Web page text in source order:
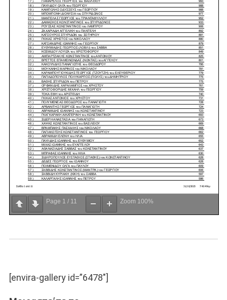
Page 1 / 11 Zoom 100%
[envira-gallery id=”6478″]